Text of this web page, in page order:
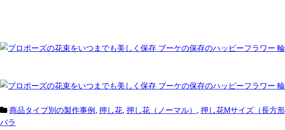
商品タイプ別の製作事例 , 押し花, 押し花（ノーマル） , 押し花Mサイズ（長方形
バラ